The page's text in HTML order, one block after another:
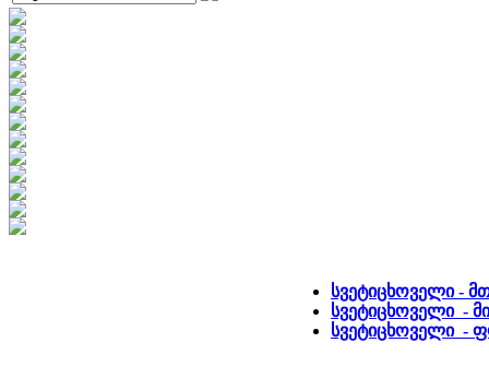
სვეტიცხოველი -
სვეტიცხოველი -
სვეტიცხოველი -